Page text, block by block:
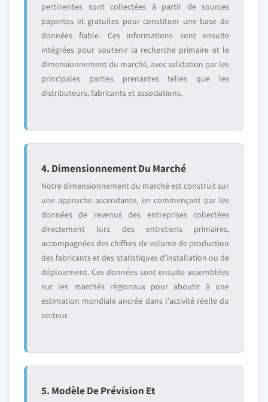
pertinentes sont collectées à partir de sources
payantes et gratuites pour constituer une base de
données fiable. Ces informations sont ensuite
intégrées pour soutenir la recherche primaire et le
dimensionnement du marché, avec validation par les
principales parties prenantes telles que les
distributeurs, fabricants et associations.
4. Dimensionnement Du Marché
Notre dimensionnement du marché est construit sur
une approche ascendante, en commençant par les
données de revenus des entreprises collectées
directement lors des entretiens primaires,
accompagnées des chiffres de volume de production
des fabricants et des statistiques d'installation ou de
déploiement. Ces données sont ensuite assemblées
sur les marchés régionaux pour aboutir à une
estimation mondiale ancrée dans l'activité réelle du
secteur.
5. Modèle De Prévision Et